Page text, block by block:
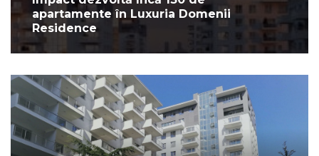
apartamente în Luxuria Domenii
Residence